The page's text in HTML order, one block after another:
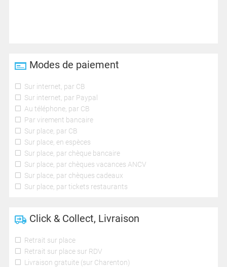
Modes de paiement
Sur internet, par CB
Sur internet, par Paypal
Au téléphone, par CB
Par virement bancaire
Sur place, par CB
Sur place, en espèces
Sur place, par chèque bancaire
Sur place, par chèques vacances ANCV
Sur place, par chèques cadeaux
Sur place, par tickets restaurants
Click & Collect, Livraison
Retrait sur place
Retrait sur place sur RDV
Livraison gratuite (sur Charenton)